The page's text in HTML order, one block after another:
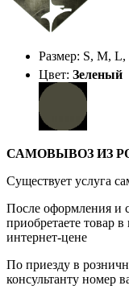
Размер: S, M,
Цвет: Зеленый
САМОВЫВОЗ ИЗ
Существует услуга
После оформления и
приобретаете товар
интернет-цене
По приезду в
консультанту номер